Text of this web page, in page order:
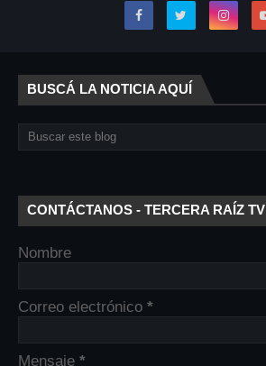
BUSCÁ LA NOTICIA AQUÍ
CONTÁCTANOS - TERCERA RAÍZ TV
Nombre
Correo electrónico *
Mensaje *